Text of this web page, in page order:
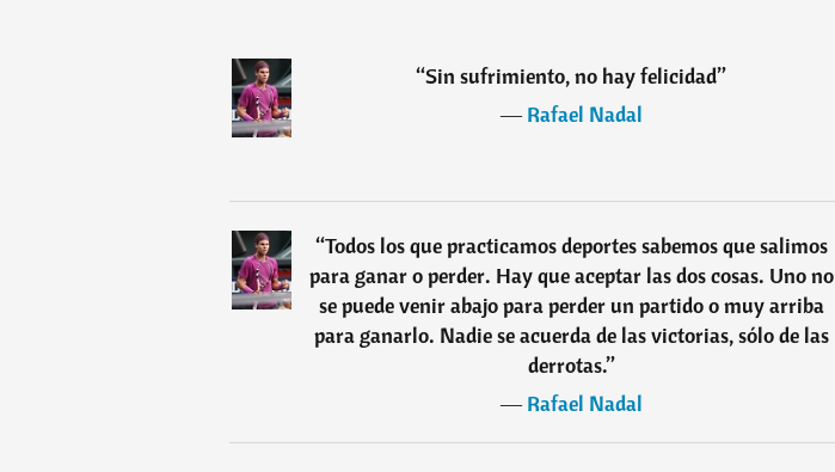
“Sin sufrimiento, no hay felicidad”
―Rafael Nadal
“Todos los que practicamos deportes sabemos que salimos
para ganar o perder. Hay que aceptar las dos cosas. Uno no
se puede venir abajo para perder un partido o muy arriba
para ganarlo. Nadie se acuerda de las victorias, sólo de las
derrotas.”
―Rafael Nadal